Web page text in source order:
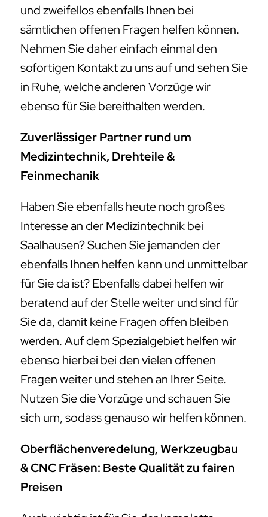
und zweifellos ebenfalls Ihnen bei
sämtlichen offenen Fragen helfen können.
Nehmen Sie daher einfach einmal den
sofortigen Kontakt zu uns auf und sehen Sie
in Ruhe, welche anderen Vorzüge wir
ebenso für Sie bereithalten werden.
Zuverlässiger Partner rund um
Medizintechnik, Drehteile &
Feinmechanik
Haben Sie ebenfalls heute noch großes
Interesse an der Medizintechnik bei
Saalhausen? Suchen Sie jemanden der
ebenfalls Ihnen helfen kann und unmittelbar
für Sie da ist? Ebenfalls dabei helfen wir
beratend auf der Stelle weiter und sind für
Sie da, damit keine Fragen offen bleiben
werden. Auf dem Spezialgebiet helfen wir
ebenso hierbei bei den vielen offenen
Fragen weiter und stehen an Ihrer Seite.
Nutzen Sie die Vorzüge und schauen Sie
sich um, sodass genauso wir helfen können.
Oberflächenveredelung, Werkzeugbau
& CNC Fräsen: Beste Qualität zu fairen
Preisen